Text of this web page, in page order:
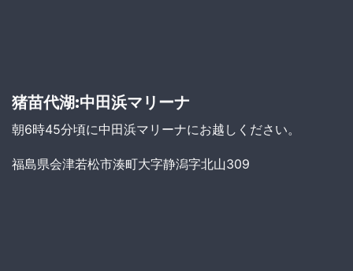
猪苗代湖:中田浜マリーナ
朝6時45分頃に中田浜マリーナにお越しください。
福島県会津若松市湊町大字静潟字北山309